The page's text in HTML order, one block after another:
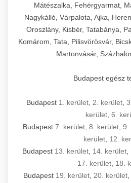
Mátészalka, Fehérgyarmat,
Nagykálló, Várpalota, Ajka,
Oroszlány, Kisbér, Tatabánya,
Komárom, Tata, Pilisvörösvár,
Martonvásár,
Budapest egész
Budapest 1. kerület 2. kerület
kerület 6.
Budapest 7. kerület, 8. kerület, 9.
kerület 12.
Budapest 13. kerület 14. kerület
17. kerület 18.
Budapest 19. kerület 20. kerület